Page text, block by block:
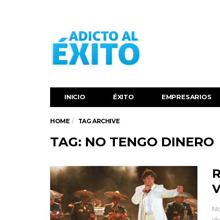
INICIO ÉXITO‬ EMPRESARIOS
HOME TAG ARCHIVE
TAG: NO TENGO DINERO